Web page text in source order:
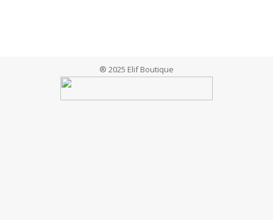
® 2025 Elif Boutique